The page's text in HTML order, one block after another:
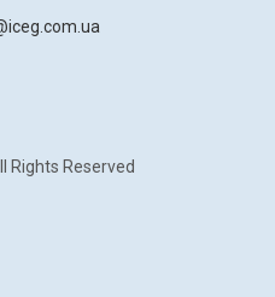
Rights Reserved